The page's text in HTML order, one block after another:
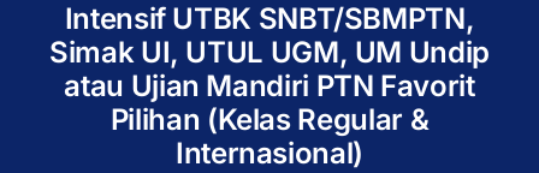
Intensif UTBK SNBT/SBMPTN,
Simak UI, UTUL UGM, UM Undip
atau Ujian Mandiri PTN Favorit
Pilihan (Kelas Regular &
Internasional)